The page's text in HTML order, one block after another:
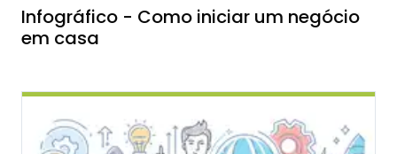
Infográfico - Como iniciar um negócio
em casa